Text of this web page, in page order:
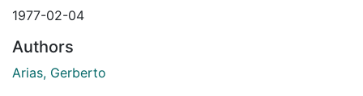
1977-02-04
Authors
Arias, Gerberto